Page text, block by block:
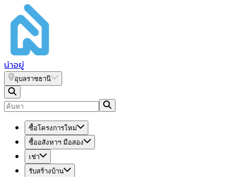
น่าอยู่
อุบลราชธานี
ซื้อโครงการใหม่
ซื้ออสังหาฯ มือสอง
เช่า
รับสร้างบ้าน